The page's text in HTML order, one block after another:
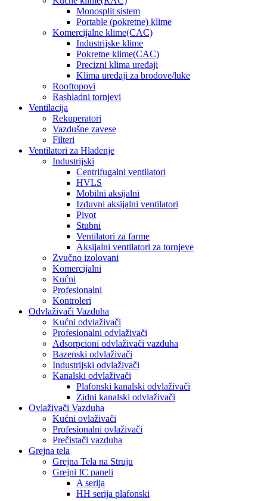
Monosplit sistem
Portable (pokretne) klime
Komercijalne klime(CAC)
Industrijske klime
Pokretne klime(CAC)
Precizni klima uređaji
Klima uređaji za brodove/luke
Rooftopovi
Rashladni tornjevi
Ventilacija
Rekuperatori
Vazdušne zavese
Filteri
Ventilatori za Hlađenje
Industrijski
Centrifugalni ventilatori
HVLS
Mobilni aksijalni
Izduvni aksijalni ventilatori
Pivot
Stubni
Ventilatori za farme
Aksijalni ventilatori za tornjeve
Zvučno izolovani
Komercijalni
Kućni
Profesionalni
Kontroleri
Odvlaživači Vazduha
Kućni odvlaživači
Profesionalni odvlaživači
Adsorpcioni odvlaživači vazduha
Bazenski odvlaživači
Industrijski odvlaživači
Kanalski odvlaživači
Plafonski kanalski odvlaživači
Zidni kanalski odvlaživači
Ovlaživači Vazduha
Kućni ovlaživači
Profesionalni ovlaživači
Prečistači vazduha
Grejna tela
Grejna Tela na Struju
Grejni IC paneli
A serija
HH serija plafonski